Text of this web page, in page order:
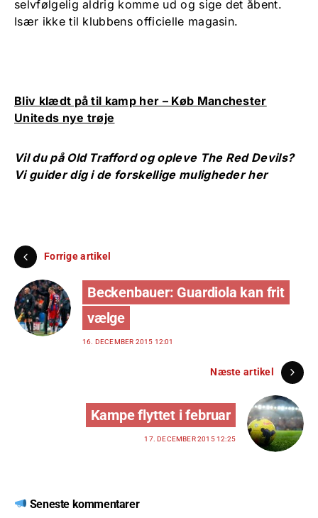
selvfølgelig aldrig komme ud og sige det åbent.
Især ikke til klubbens officielle magasin.
Bliv klædt på til kamp her – Køb Manchester
Uniteds nye trøje
Vil du på Old Trafford og opleve The Red Devils?
Vi guider dig i de forskellige muligheder her
Forrige artikel
Beckenbauer: Guardiola kan frit
vælge
16. DECEMBER 2015 12:01
Næste artikel
Kampe flyttet i februar
17. DECEMBER 2015 12:25
Seneste kommentarer